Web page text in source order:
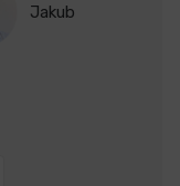
Jakub